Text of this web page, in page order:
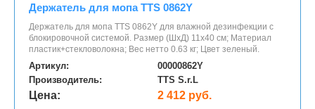
Держатель для мопа TTS 0862Y
Держатель для мопа TTS 0862Y для влажной дезинфекции с
блокировочной системой. Размер (ШхД) 11х40 см; Материал
пластик+стекловолокна; Вес нетто 0.63 кг; Цвет зеленый.
Артикул:
00000862Y
Производитель:
TTS S.r.L
Цена: 2 412 руб.